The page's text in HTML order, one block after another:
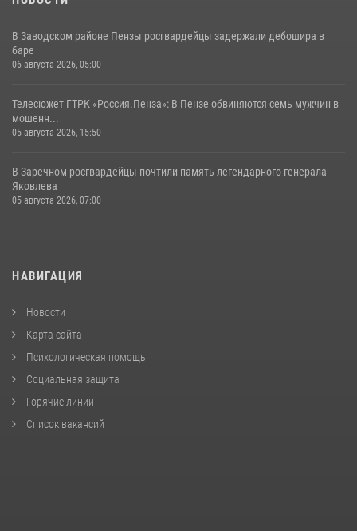
В Заводском районе Пензы росгвардейцы задержали дебошира в
баре
06 августа 2026, 05:00
Телесюжет ГТРК «Россия.Пенза»: В Пензе обвиняются семь мужчин в
мошенн...
05 августа 2026, 15:50
В Заречном росгвардейцы почтили память легендарного генерала
Яковлева
05 августа 2026, 07:00
НАВИГАЦИЯ
Новости
Карта сайта
Психологическая помощь
Социальная защита
Горячие линии
Список вакансий